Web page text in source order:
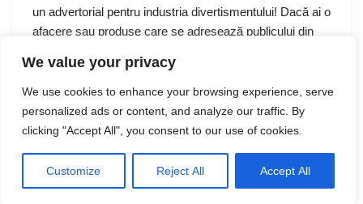
We value your privacy
We use cookies to enhance your browsing experience, serve
personalized ads or content, and analyze our traffic. By
clicking "Accept All", you consent to our use of cookies.
Customize Reject All Accept All
un advertorial pentru industria divertismentului! Dacă ai o
afacere sau produse care se adresează publicului din
eficientă de marketing.…